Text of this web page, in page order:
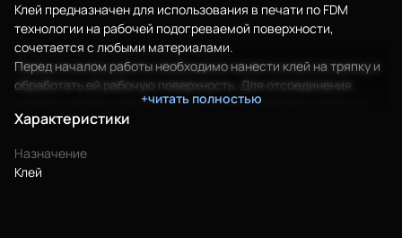
Клей предназначен для использования в печати по FDM
технологии на рабочей подогреваемой поверхности,
сочетается с любыми материалами.
Перед началом работы необходимо нанести клей на тряпку и
обработать ей рабочую поверхность. Для отсоединения
модели следует дождаться охлаждения рабочего стола до
30°C.
предназначенными для детей.
Преимущества:
+читать полностью
Характеристики
Назначение
Клей